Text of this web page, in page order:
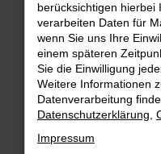
Fehler:
Beim Laden ist ein
Hier sind ein paar
Überprüfe deine
Laden andere
Suchmaschine?
berücksichtigen hierbei
verarbeiten Daten für
wenn Sie uns Ihre
einem späteren
Sie die Einwilligung
Weitere Informationen
Datenverarbeitung
Datenschutzerklärung
Impressum